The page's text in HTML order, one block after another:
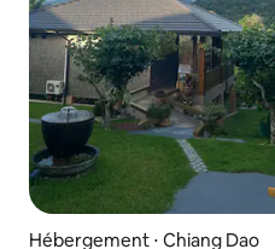
Hébergement ⋅ Chiang Dao